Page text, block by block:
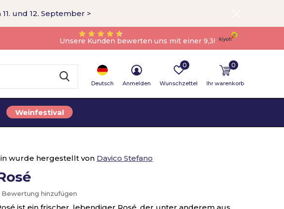
Weinfestival
Deutsch Anmelden Wunschzettel
0
Ihr warenkorb
0
Unsere Kunden bewerten uns mit einer 9,3!
und 12. September >
wurde hergestellt von Davico Stefano
Bewertung hinzufügen